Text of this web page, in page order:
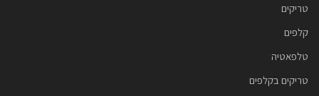
טריקים
קלפים
טלפאטיה
טריקים בקלפים